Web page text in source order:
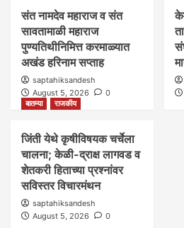
संत नामदेव महाराज व संत
सावतामाळी महाराज
पुण्यतिथीनिमित्त करमाळ्यात
अखंड हरिनाम सप्ताह
saptahiksandesh
August 5, 2026
0
बातम्या
राजकीय
जिंती येथे कृषीविषयक चर्चेला
चालना; केळी-द्राक्ष लागवड व
शेतकरी हिताच्या प्रश्नांवर
सविस्तर विचारमंथन
saptahiksandesh
August 5, 2026
0